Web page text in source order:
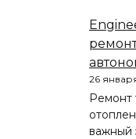
26
Ремонт
важный